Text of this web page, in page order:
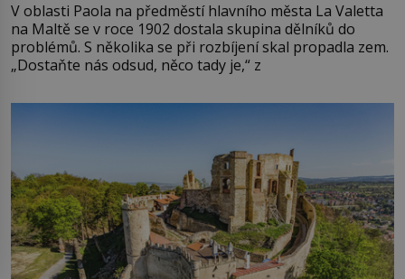
V oblasti Paola na předměstí hlavního města La Valetta
na Maltě se v roce 1902 dostala skupina dělníků do
problémů. S několika se při rozbíjení skal propadla zem.
„Dostaňte nás odsud, něco tady je,“ z